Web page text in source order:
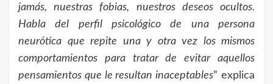
jamás, nuestras fobias, nuestros deseos ocultos.
Habla del perfil psicológico de una persona
neurótica que repite una y otra vez los mismos
comportamientos para tratar de evitar aquellos
pensamientos que le resultan inaceptables” explica